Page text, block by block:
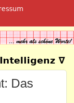
∇
Das